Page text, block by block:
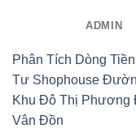
ADMIN
Phân Tích Dòng
Tư Shophouse
Khu Đô Thị Phương
Vân Đồn